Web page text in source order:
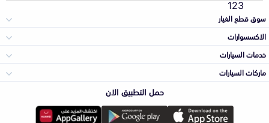
سوق قطع الغيار
الصدامات و الشبوك
المكائن، القيرات
وملحقاتها
الاكسسوارات
لوازم الرحلات
خدمات السيارات
الأكثر مبيعاً
ماركات السيارات
تويوتا
حمل التطبيق الان